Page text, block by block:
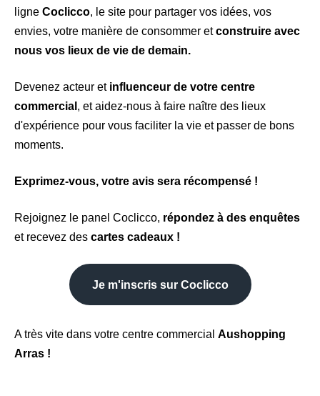
ligne Coclicco, le site pour partager vos idées, vos
envies, votre manière de consommer etconstruire avec
nous vos lieux de vie de demain.
Devenez acteur et influenceur de votre centre
commercial , et aidez-nous à faire naître des lieux
d'expérience pour vous faciliter la vie et passer de bons
moments.
Exprimez-vous, votre avis sera récompensé !
Rejoignez le panel Coclicco, répondez à des enquêtes
et recevez des cartes cadeaux !
Je m'inscris sur Coclicco
A très vite dans votre centre commercial Aushopping
Arras !